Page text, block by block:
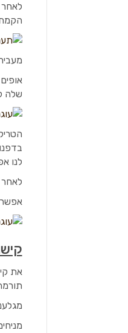
לאחר
שלה
לנו
לאחר
אפשר
את